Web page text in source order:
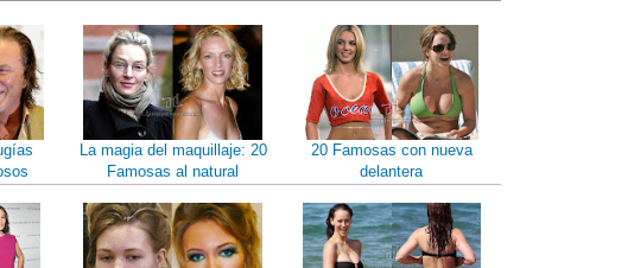
La magia del maquillaje: 20
Famosas al natural
20 Famosas con nueva
delantera